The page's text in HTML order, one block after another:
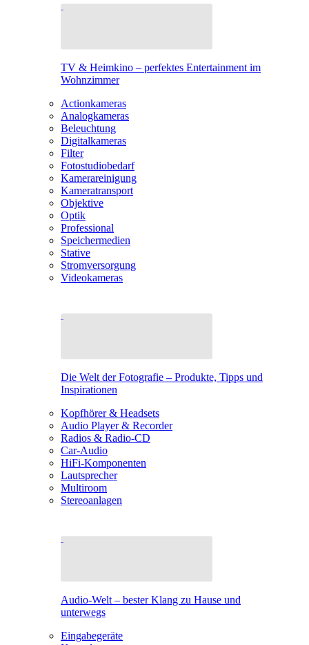
TV & Heimkino – perfektes Entertainment im
Wohnzimmer
Actionkameras
Analogkameras
Beleuchtung
Digitalkameras
Filter
Fotostudiobedarf
Kamerareinigung
Kameratransport
Objektive
Optik
Professional
Speichermedien
Stative
Stromversorgung
Videokameras
Die Welt der Fotografie – Produkte, Tipps und
Inspirationen
Kopfhörer & Headsets
Audio Player & Recorder
Radios & Radio-CD
Car-Audio
HiFi-Komponenten
Lautsprecher
Multiroom
Stereoanlagen
Audio-Welt – bester Klang zu Hause und
unterwegs
Eingabegeräte